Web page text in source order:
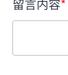
留言内容*